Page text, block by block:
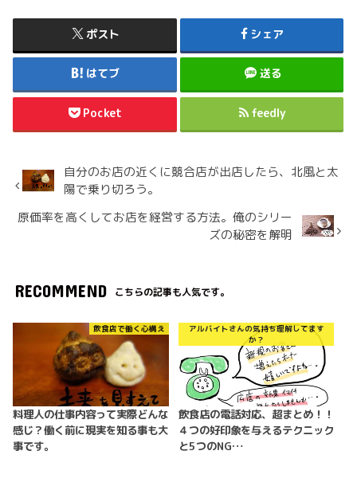
ポスト シェア
はてブ 送る
Pocket feedly
自分のお店の近くに競合店が出店したら、北風と太
陽で乗り切ろう。
原価率を高くしてお店を経営する方法。俺のシリー
ズの秘密を解明
RECOMMEND こちらの記事も人気です。
飲食店で働く心構え
料理人の仕事内容って実際どんな
感じ？働く前に現実を知る事も大
事です。
アルバイトさんの気持ち理解してます
か？
飲食店の電話対応、超まとめ！！
４つの好印象を与えるテクニック
と5つのNG…